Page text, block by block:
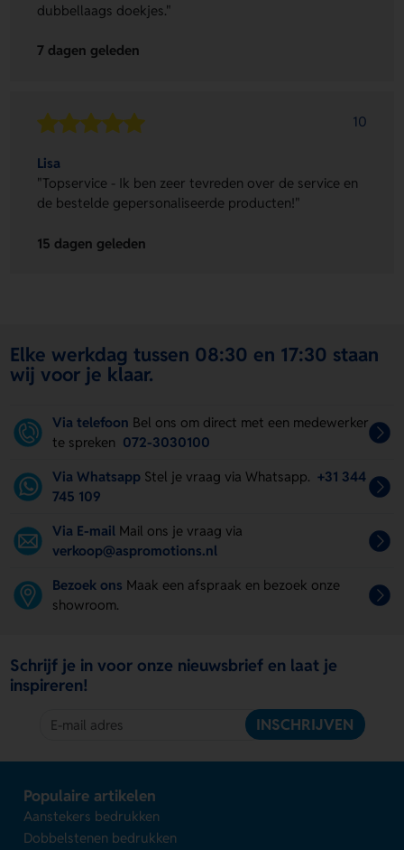
dubbellaags doekjes."
7 dagen geleden
10
Lisa
"Topservice - Ik ben zeer tevreden over de service en
de bestelde gepersonaliseerde producten!"
15 dagen geleden
Elke werkdag tussen 08:30 en 17:30 staan
wij voor je klaar.
Via telefoon Bel ons om direct met een medewerker
te spreken 072-3030100
Via Whatsapp Stel je vraag via Whatsapp. +31 344
745 109
Via E-mail Mail ons je vraag via
verkoop@aspromotions.nl
Bezoek ons Maak een afspraak en bezoek onze
showroom.
Schrijf je in voor onze nieuwsbrief en laat je
inspireren!
INSCHRIJVEN
Populaire artikelen
Aanstekers bedrukken
Dobbelstenen bedrukken